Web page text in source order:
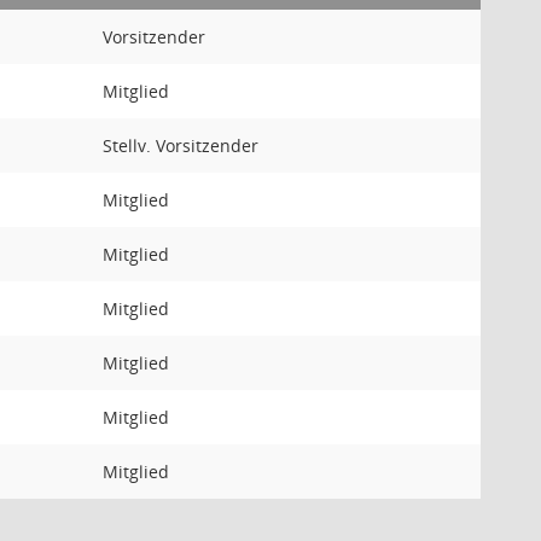
Vorsitzender
Mitglied
Stellv. Vorsitzender
Mitglied
Mitglied
Mitglied
Mitglied
Mitglied
Mitglied